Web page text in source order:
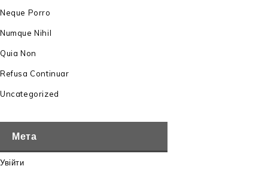
Neque Porro
Numque Nihil
Quia Non
Refusa Continuar
Uncategorized
Мета
Увійти